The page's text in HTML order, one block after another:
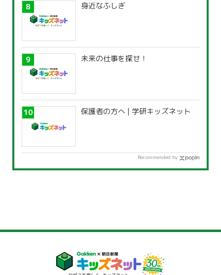
身近なふしぎ
未来の仕事を探せ！
保護者の方へ | 学研キッズネット
Recommended by